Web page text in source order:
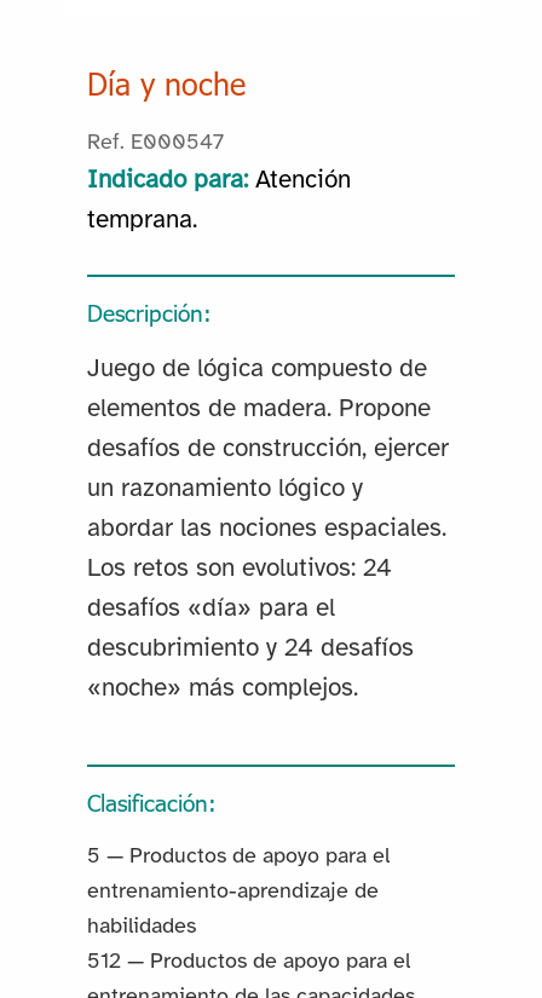
Día y noche
Ref. E000547
Indicado para: Atención
temprana.
Descripción:
Juego de lógica compuesto de
elementos de madera. Propone
desafíos de construcción, ejercer
un razonamiento lógico y
abordar las nociones espaciales.
Los retos son evolutivos: 24
desafíos «día» para el
descubrimiento y 24 desafíos
«noche» más complejos.
Clasificación:
5 — Productos de apoyo para el
entrenamiento-aprendizaje de
habilidades
512 — Productos de apoyo para el